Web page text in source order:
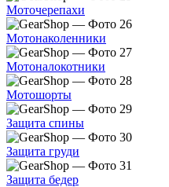
Моточерепахи
Мотонаколенники
Мотоналокотники
Мотошорты
Защита спины
Защита груди
Защита бедер